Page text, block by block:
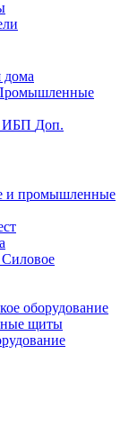
Доп.
и промышленные
Силовое
оборудование
щиты